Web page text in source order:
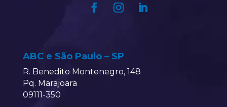
ABC e São Paulo – SP
R. Benedito Montenegro, 148
Pq. Marajoara
09111-350